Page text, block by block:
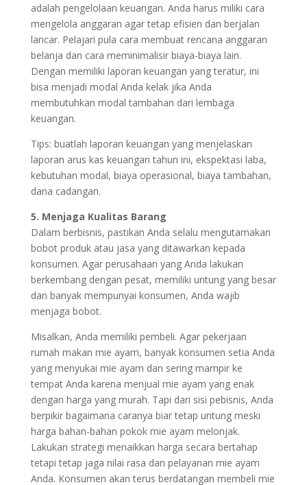
adalah pengelolaan keuangan. Anda harus miliki cara
mengelola anggaran agar tetap efisien dan berjalan
lancar. Pelajari pula cara membuat rencana anggaran
belanja dan cara meminimalisir biaya-biaya lain.
Dengan memiliki laporan keuangan yang teratur, ini
bisa menjadi modal Anda kelak jika Anda
membutuhkan modal tambahan dari lembaga
keuangan.
Tips: buatlah laporan keuangan yang menjelaskan
laporan arus kas keuangan tahun ini, ekspektasi laba,
kebutuhan modal, biaya operasional, biaya tambahan,
dana cadangan.
5. Menjaga Kualitas Barang
Dalam berbisnis, pastikan Anda selalu mengutamakan
bobot produk atau jasa yang ditawarkan kepada
konsumen. Agar perusahaan yang Anda lakukan
berkembang dengan pesat, memiliki untung yang besar
dan banyak mempunyai konsumen, Anda wajib
menjaga bobot.
Misalkan, Anda memiliki pembeli. Agar pekerjaan
rumah makan mie ayam, banyak konsumen setia Anda
yang menyukai mie ayam dan sering mampir ke
tempat Anda karena menjual mie ayam yang enak
dengan harga yang murah. Tapi dari sisi pebisnis, Anda
berpikir bagaimana caranya biar tetap untung meski
harga bahan-bahan pokok mie ayam melonjak.
Lakukan strategi menaikkan harga secara bertahap
tetapi tetap jaga nilai rasa dan pelayanan mie ayam
Anda. Konsumen akan terus berdatangan membeli mie